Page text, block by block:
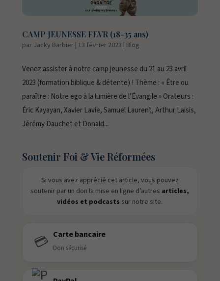
CAMP JEUNESSE FEVR (18-35 ans)
par Jacky Barbier| 13 février 2023 | Blog
Venez assister à notre camp jeunesse du 21 au 23 avril
2023 (formation biblique & détente) ! Thème : « Être ou
paraître : Notre ego à la lumière de l’Évangile » Orateurs :
Éric Kayayan, Xavier Lavie, Samuel Laurent, Arthur Laisis,
Jérémy Dauchet et Donald...
Soutenir Foi & Vie Réformées
Si vous avez apprécié cet article, vous pouvez
soutenir par un don la mise en ligne d’autres articles,
vidéos et podcasts sur notre site.
💳 Carte bancaire
Don sécurisé